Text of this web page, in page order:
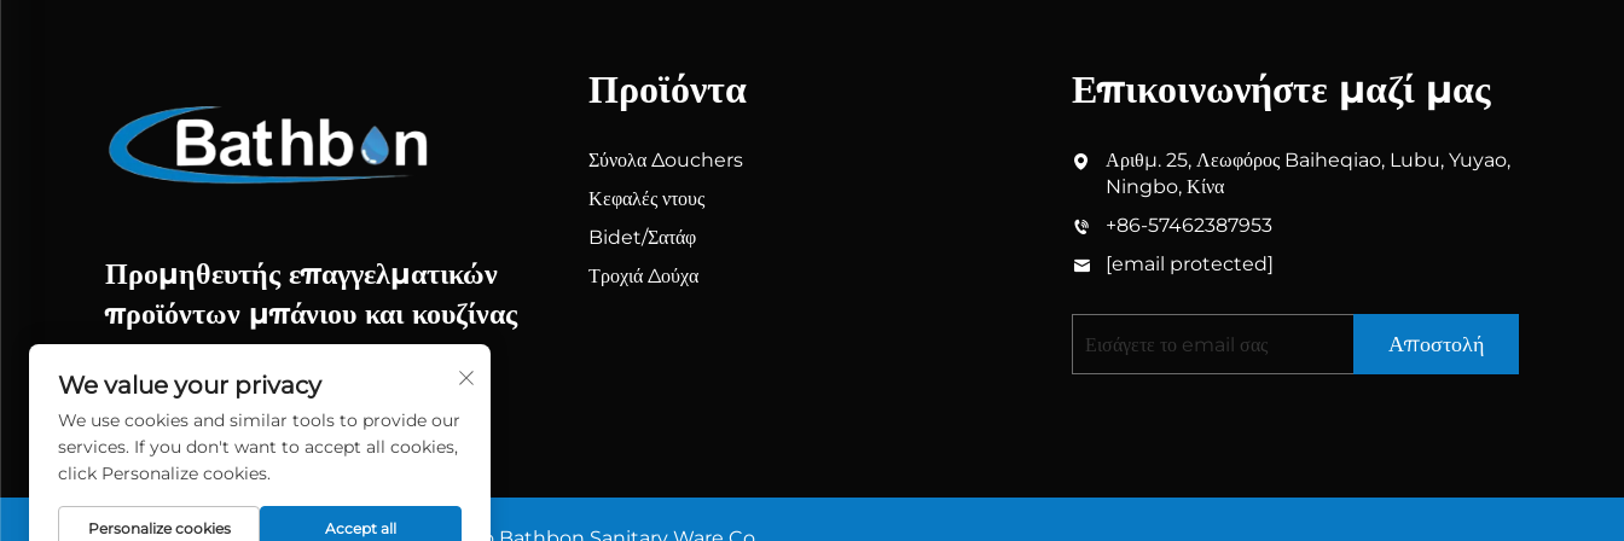
Προμηθευτής επαγγελματικών
προϊόντων μπάνιου και κουζίνας
Προϊόντα
Σύνολα Δouchers
Κεφαλές ντους
Bidet/Σατάφ
Τροχιά Δούχα
Επικοινωνήστε μαζί μας
Αριθμ. 25, Λεωφόρος Baiheqiao, Lubu, Yuyao,
Ningbo, Κίνα
+86-57462387953
[email protected]
Αποστολή
We value your privacy
We use cookies and similar tools to provide our
services. If you don't want to accept all cookies,
click Personalize cookies.
Personalize cookies Accept all